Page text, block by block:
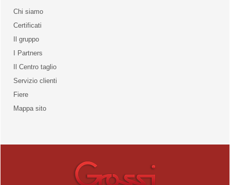
Chi siamo
qualità
Certificati
Il gruppo
I Partners
Il Centro taglio
Servizio clienti
Fiere
Mappa sito